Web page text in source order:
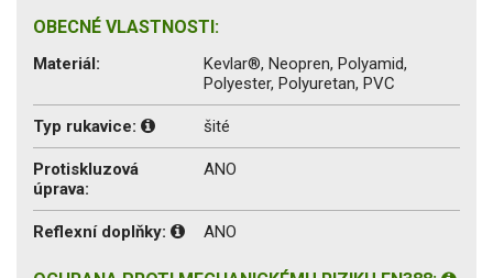
OBECNÉ VLASTNOSTI:
Materiál:
Kevlar®, Neopren, Polyamid,
Polyester, Polyuretan, PVC
Typ rukavice: šité
Protiskluzová
úprava:
ANO
Reflexní doplňky: ANO